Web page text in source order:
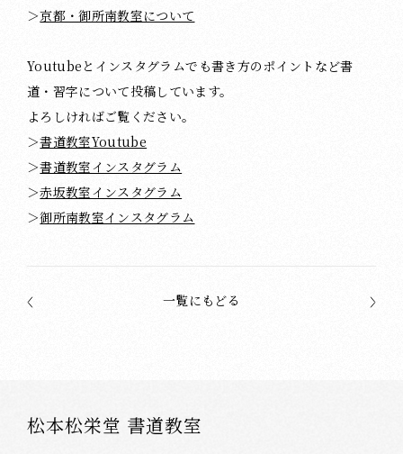
＞京都・御所南教室について
Youtubeとインスタグラムでも書き方のポイントなど書
道・習字について投稿しています。
よろしければご覧ください。
＞書道教室Youtube
＞書道教室インスタグラム
＞赤坂教室インスタグラム
＞御所南教室インスタグラム
一覧にもどる
松本松栄堂 書道教室